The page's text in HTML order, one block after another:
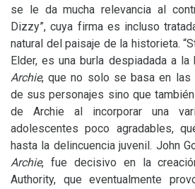
se le da mucha relevancia al
Dizzy”, cuya firma es incluso
natural del paisaje de la historieta.
Elder, es una burla despiadada a
Archie, que no solo se basa en las
de sus personajes sino que
de Archie al incorporar una
adolescentes poco agradables,
hasta la delincuencia juvenil. John
Archie, fue decisivo en la
Authority, que eventualmente